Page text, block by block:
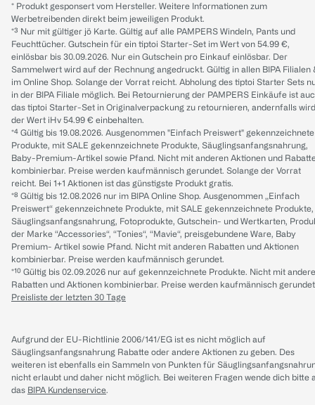
* Produkt gesponsert vom Hersteller. Weitere Informationen zum
Werbetreibenden direkt beim jeweiligen Produkt.
*³ Nur mit gültiger jö Karte. Gültig auf alle PAMPERS Windeln, Pants und
Feuchttücher. Gutschein für ein tiptoi Starter-Set im Wert von 54.99 €,
einlösbar bis 30.09.2026. Nur ein Gutschein pro Einkauf einlösbar. Der
Sammelwert wird auf der Rechnung angedruckt. Gültig in allen BIPA Filialen
im Online Shop. Solange der Vorrat reicht. Abholung des tiptoi Starter Sets
in der BIPA Filiale möglich. Bei Retournierung der PAMPERS Einkäufe ist
das tiptoi Starter-Set in Originalverpackung zu retournieren, andernfalls wird
der Wert iHv 54.99 € einbehalten.
*⁴ Gültig bis 19.08.2026. Ausgenommen "Einfach Preiswert" gekennzeichnete
Produkte, mit SALE gekennzeichnete Produkte, Säuglingsanfangsnahrung,
Baby-Premium-Artikel sowie Pfand. Nicht mit anderen Aktionen und
kombinierbar. Preise werden kaufmännisch gerundet. Solange der Vorrat
reicht. Bei 1+1 Aktionen ist das günstigste Produkt gratis.
*⁸ Gültig bis 12.08.2026 nur im BIPA Online Shop. Ausgenommen „Einfach
Preiswert“ gekennzeichnete Produkte, mit SALE gekennzeichnete Produkte,
Säuglingsanfangsnahrung, Fotoprodukte, Gutschein- und Wertkarten,
der Marke “Accessories“, “Tonies“, “Mavie“, preisgebundene Ware, Baby
Premium- Artikel sowie Pfand. Nicht mit anderen Rabatten und Aktionen
kombinierbar. Preise werden kaufmännisch gerundet.
*¹⁰ Gültig bis 02.09.2026 nur auf gekennzeichnete Produkte. Nicht mit
Rabatten und Aktionen kombinierbar. Preise werden kaufmännisch
Preisliste der letzten 30 Tage
Aufgrund der EU-Richtlinie 2006/141/EG ist es nicht möglich auf
Säuglingsanfangsnahrung Rabatte oder andere Aktionen zu geben. Des
weiteren ist ebenfalls ein Sammeln von Punkten für
nicht erlaubt und daher nicht möglich. Bei weiteren Fragen wende dich bitte
das BIPA Kundenservice.